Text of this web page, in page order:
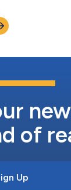
la empresa.
electrónico y
se ha unido al
of
Up